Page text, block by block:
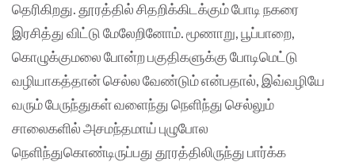
தெரிகிறது. தூரத்தில் சிதறிக்கிடக்கும் போடி நகரை
இரசித்து விட்டு மேலேறினோம். மூணாறு, பூப்பாறை,
கொழுக்குமலை போன்ற பகுதிகளுக்கு போடிமெட்டு
வழியாகத்தான் செல்ல வேண்டும் என்பதால், இவ்வழியே
வரும் பேருந்துகள் வளைந்து நெளிந்து செல்லும்
சாலைகளில் அசமந்தமாய் புழுபோல
நெளிந்துகொண்டிருப்பது தூரத்திலிருந்து பார்க்க